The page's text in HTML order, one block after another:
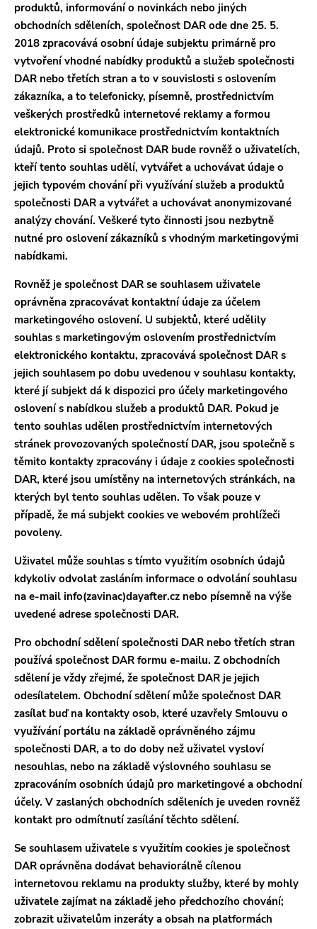
produktů, informování o novinkách nebo jiných
obchodních sděleních, společnost DAR ode dne 25. 5.
2018 zpracovává osobní údaje subjektu primárně pro
vytvoření vhodné nabídky produktů a služeb společnosti
DAR nebo třetích stran a to v souvislosti s oslovením
zákazníka, a to telefonicky, písemně, prostřednictvím
veškerých prostředků internetové reklamy a formou
elektronické komunikace prostřednictvím kontaktních
údajů. Proto si společnost DAR bude rovněž o uživatelích,
kteří tento souhlas udělí, vytvářet a uchovávat údaje o
jejich typovém chování při využívání služeb a produktů
společnosti DAR a vytvářet a uchovávat anonymizované
analýzy chování. Veškeré tyto činnosti jsou nezbytně
nutné pro oslovení zákazníků s vhodným marketingovými
nabídkami.
Rovněž je společnost DAR se souhlasem uživatele
oprávněna zpracovávat kontaktní údaje za účelem
marketingového oslovení. U subjektů, které udělily
souhlas s marketingovým oslovením prostřednictvím
elektronického kontaktu, zpracovává společnost DAR s
jejich souhlasem po dobu uvedenou v souhlasu kontakty,
které jí subjekt dá k dispozici pro účely marketingového
oslovení s nabídkou služeb a produktů DAR. Pokud je
tento souhlas udělen prostřednictvím internetových
stránek provozovaných společností DAR, jsou společně s
těmito kontakty zpracovány i údaje z cookies společnosti
DAR, které jsou umístěny na internetových stránkách, na
kterých byl tento souhlas udělen. To však pouze v
případě, že má subjekt cookies ve webovém prohlížeči
povoleny.
Uživatel může souhlas s tímto využitím osobních údajů
kdykoliv odvolat zasláním informace o odvolání souhlasu
na e-mail info(zavinac)dayafter.cz nebo písemně na výše
uvedené adrese společnosti DAR.
Pro obchodní sdělení společnosti DAR nebo třetích stran
používá společnost DAR formu e-mailu. Z obchodních
sdělení je vždy zřejmé, že společnost DAR je jejich
odesílatelem. Obchodní sdělení může společnost DAR
zasílat buď na kontakty osob, které uzavřely Smlouvu o
využívání portálu na základě oprávněného zájmu
společnosti DAR, a to do doby než uživatel vysloví
nesouhlas, nebo na základě výslovného souhlasu se
zpracováním osobních údajů pro marketingové a obchodní
účely. V zaslaných obchodních sděleních je uveden rovněž
kontakt pro odmítnutí zasílání těchto sdělení.
Se souhlasem uživatele s využitím cookies je společnost
DAR oprávněna dodávat behaviorálně cílenou
internetovou reklamu na produkty služby, které by mohly
uživatele zajímat na základě jeho předchozího chování;
zobrazit uživatelům inzeráty a obsah na platformách